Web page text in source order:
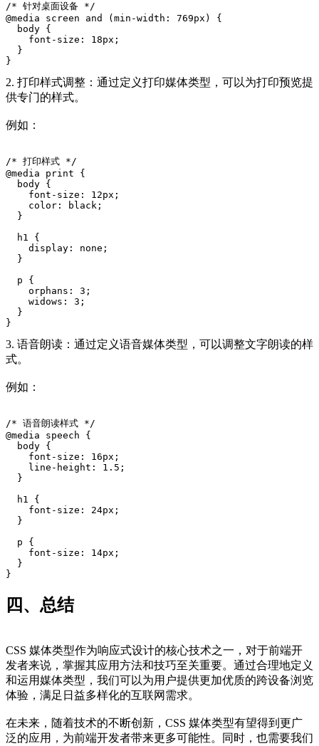
/* 针对桌面设备 */
@media screen and (min-width: 769px) {
  body {
    font-size: 18px;
  }
}
2. 打印样式调整：通过定义打印媒体类型，可以为打印预览提
供专门的样式。
例如：
/* 打印样式 */
@media print {
  body {
    font-size: 12px;
    color: black;
  }
  h1 {
    display: none;
  }
  p {
    orphans: 3;
    widows: 3;
  }
}
3. 语音朗读：通过定义语音媒体类型，可以调整文字朗读的样
式。
例如：
/* 语音朗读样式 */
@media speech {
  body {
    font-size: 16px;
    line-height: 1.5;
  }
  h1 {
    font-size: 24px;
  }
  p {
    font-size: 14px;
  }
}
四、总结
CSS 媒体类型作为响应式设计的核心技术之一，对于前端开
发者来说，掌握其应用方法和技巧至关重要。通过合理地定义
和运用媒体类型，我们可以为用户提供更加优质的跨设备浏览
体验，满足日益多样化的互联网需求。
在未来，随着技术的不断创新，CSS 媒体类型有望得到更广
泛的应用，为前端开发者带来更多可能性。同时，也需要我们